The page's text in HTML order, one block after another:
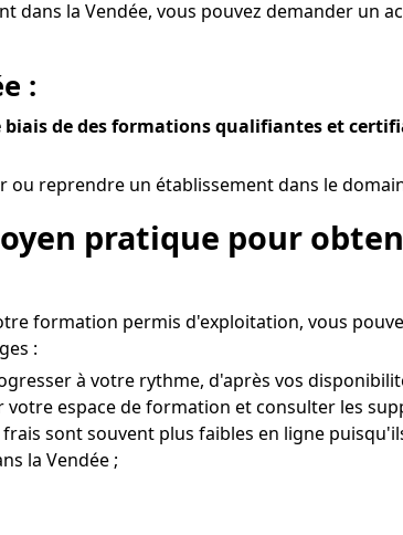
dans la Vendée, vous pouvez demander un
:
de des formations qualifiantes et
reprendre un établissement dans le
pratique pour
formation permis d'exploitation, vous
:
à votre rythme, d'après vos
espace de formation et consulter les
sont souvent plus faibles en ligne
la Vendée ;